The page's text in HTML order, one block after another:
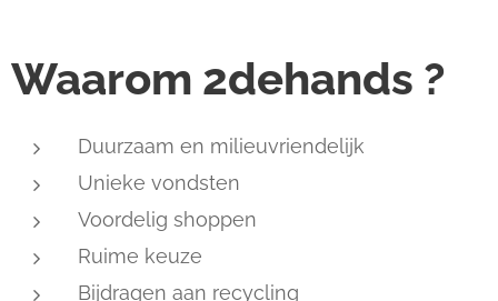
Waarom 2dehands ?
Duurzaam en milieuvriendelijk
Unieke vondsten
Voordelig shoppen
Ruime keuze
Bijdragen aan recycling